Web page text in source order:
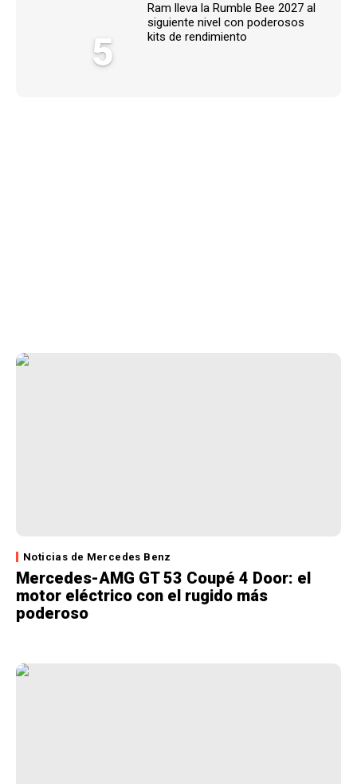
5
Ram lleva la Rumble Bee 2027 al
siguiente nivel con poderosos
kits de rendimiento
Noticias de Mercedes Benz
Mercedes-AMG GT 53 Coupé 4 Door: el
motor eléctrico con el rugido más
poderoso